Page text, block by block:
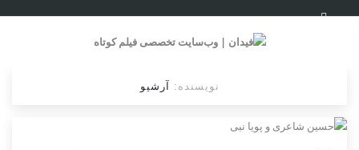
نویسنده: آرشیو